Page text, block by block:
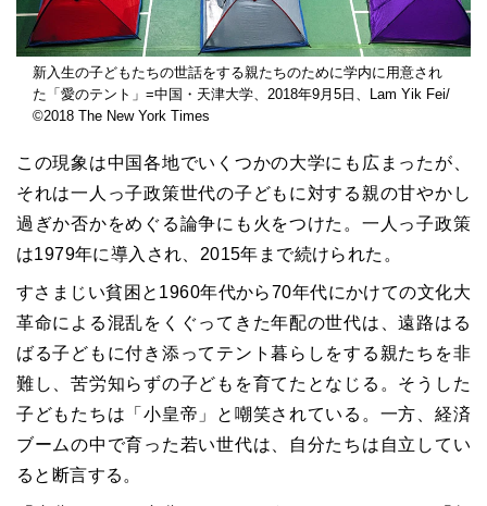
新入生の子どもたちの世話をする親たちのために学内に用意され
た「愛のテント」=中国・天津大学、2018年9月5日、Lam Yik Fei/
©2018 The New York Times
この現象は中国各地でいくつかの大学にも広まったが、
それは一人っ子政策世代の子どもに対する親の甘やかし
過ぎか否かをめぐる論争にも火をつけた。一人っ子政策
は1979年に導入され、2015年まで続けられた。
すさまじい貧困と1960年代から70年代にかけての文化大
革命による混乱をくぐってきた年配の世代は、遠路はる
ばる子どもに付き添ってテント暮らしをする親たちを非
難し、苦労知らずの子どもを育てたとなじる。そうした
子どもたちは「小皇帝」と嘲笑されている。一方、経済
ブームの中で育った若い世代は、自分たちは自立してい
ると断言する。